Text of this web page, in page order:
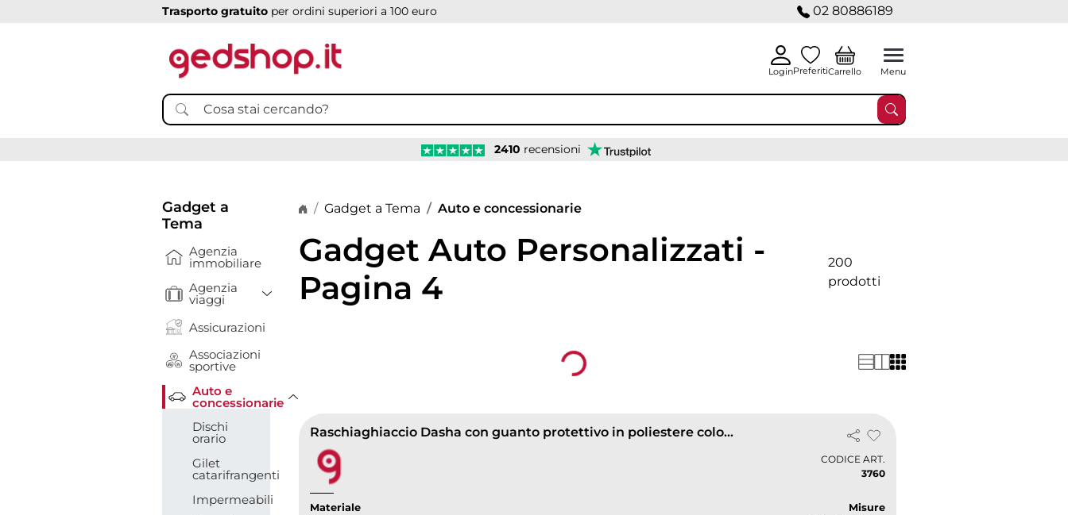
Trasporto gratuito per ordini superiori a 100 euro 02 80886189
LoginPreferitiCarrello Menu
2410 recensioni
Gadget a
Tema
Agenzia
immobiliare
Agenzia
viaggi
Toggle Dropdown
Assicurazioni
Associazioni
sportive
Auto e
concessionarie
Toggle Dropdown
Dischi
orario
Gilet
catarifrangenti
Impermeabili
Home page
Gadget a Tema Auto e concessionarie
Gadget Auto Personalizzati -
Pagina 4
200
prodotti
Loading...
Raschiaghiaccio Dasha con guanto protettivo in poliestere colorato
CODICE ART.
3760
Materiale
Misure